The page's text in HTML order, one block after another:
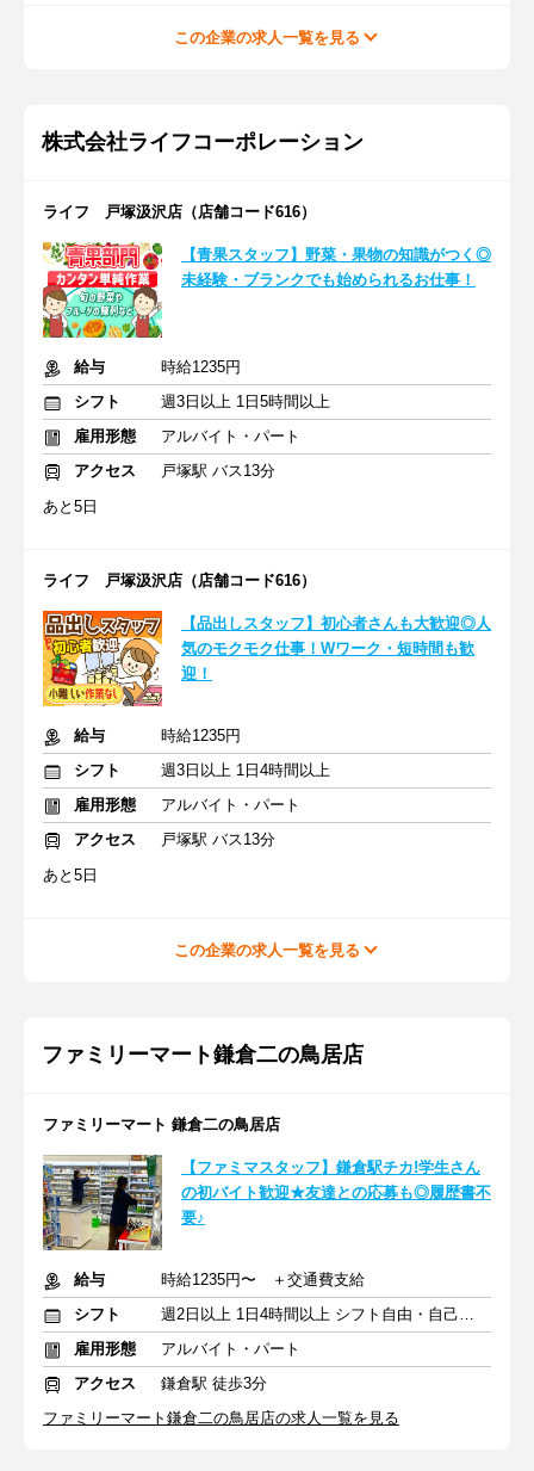
この企業の求人一覧を見る
株式会社ライフコーポレーション
ライフ 戸塚汲沢店（店舗コード616）
【青果スタッフ】野菜・果物の知識がつく◎
未経験・ブランクでも始められるお仕事！
給与
時給1235円
シフト
週3日以上 1日5時間以上
雇用形態
アルバイト・パート
アクセス
戸塚駅 バス13分
あと5日
ライフ 戸塚汲沢店（店舗コード616）
【品出しスタッフ】初心者さんも大歓迎◎人
気のモクモク仕事！Wワーク・短時間も歓
迎！
給与
時給1235円
シフト
週3日以上 1日4時間以上
雇用形態
アルバイト・パート
アクセス
戸塚駅 バス13分
あと5日
この企業の求人一覧を見る
ファミリーマート鎌倉二の鳥居店
ファミリーマート 鎌倉二の鳥居店
【ファミマスタッフ】鎌倉駅チカ!学生さん
の初バイト歓迎★友達との応募も◎履歴書不
要♪
給与
時給1235円〜 ＋交通費支給
シフト
週2日以上 1日4時間以上 シフト自由・自己申告
雇用形態
アルバイト・パート
アクセス
鎌倉駅 徒歩3分
ファミリーマート鎌倉二の鳥居店の求人一覧を見る